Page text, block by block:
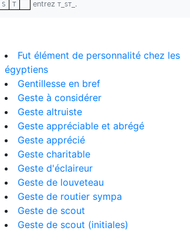
S T entrez T_ST_ .
Fut élément de personnalité chez les
égyptiens
Gentillesse en bref
Geste à considérer
Geste altruiste
Geste appréciable et abrégé
Geste apprécié
Geste charitable
Geste d'éclaireur
Geste de louveteau
Geste de routier sympa
Geste de scout
Geste de scout (initiales)